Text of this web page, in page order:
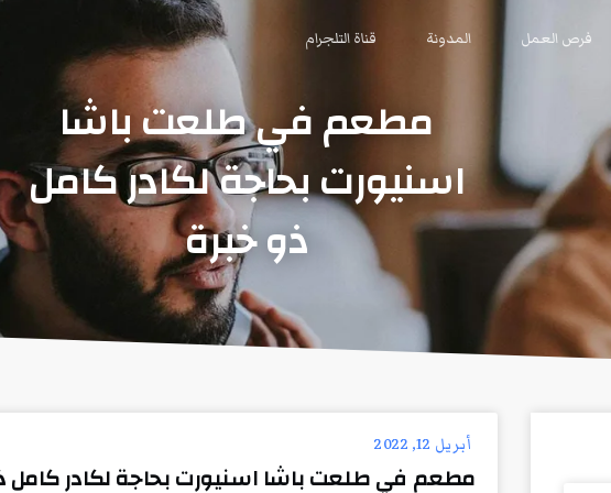
فرص العمل المدونة قناة التلجرام
مطعم في طلعت باشا
اسنيورت بحاجة لكادر كامل
ذو خبرة
أبريل 12, 2022
مطعم في طلعت باشا اسنيورت بحاجة لكادر كامل